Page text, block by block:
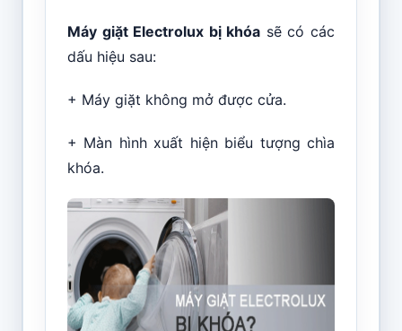
Máy giặt Electrolux bị khóa sẽ có các
dấu hiệu sau:
+ Máy giặt không mở được cửa.
+ Màn hình xuất hiện biểu tượng chìa
khóa.